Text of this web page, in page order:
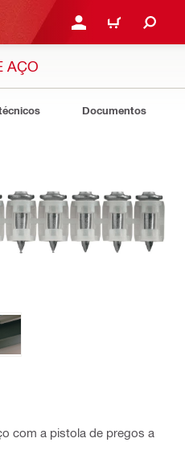
ENTRAR OU REGISTAR
CARRINHO
AÇO
Documentos
com a pistola de pregos a